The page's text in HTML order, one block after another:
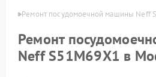
Ремонт посудомоечной машины Neff
Ремонт
Neff S51M69X1 в